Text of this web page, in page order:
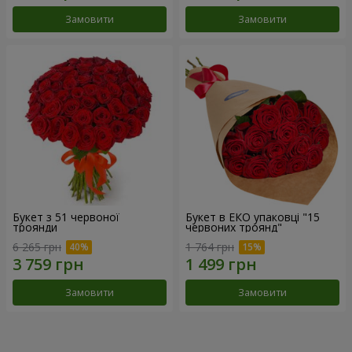
Замовити Замовити
Букет з 51 червоної
троянди
6 265 грн
Замовити
Букет в ЕКО упаковці "15
червоних троянд"
1 764 грн
Замовити